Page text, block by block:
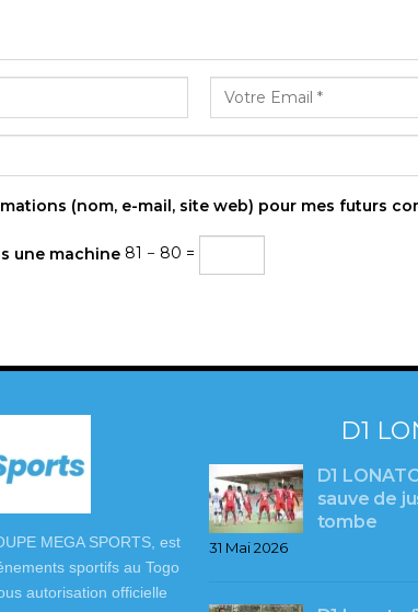
(nom, e-mail, site web) pour mes futurs
une machine 81 − 80 =
MEGA SPORTS, est
sportifs au Togo
autorisation officielle
D1
D1
sauve de
tombe
31 Mai 2026